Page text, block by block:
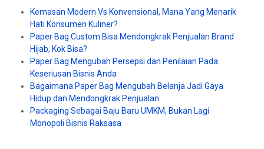
Kemasan Modern Vs Konvensional, Mana Yang Menarik
Hati Konsumen Kuliner?
Paper Bag Custom Bisa Mendongkrak Penjualan Brand
Hijab, Kok Bisa?
Paper Bag Mengubah Persepsi dan Penilaian Pada
Keseriusan Bisnis Anda
Bagaimana Paper Bag Mengubah Belanja Jadi Gaya
Hidup dan Mendongkrak Penjualan
Packaging Sebagai Baju Baru UMKM, Bukan Lagi
Monopoli Bisnis Raksasa